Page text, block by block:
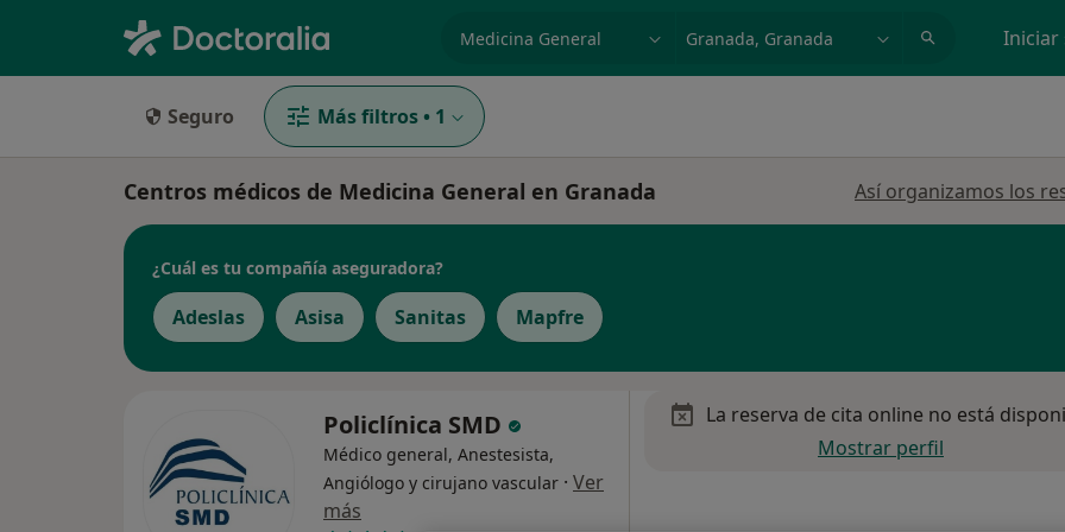
Iniciar
Seguro Más filtros • 1
Centros médicos de Medicina General en Granada Así organizamos los
¿Cuál es tu compañía aseguradora?
Adeslas Asisa Sanitas Mapfre
Policlínica SMD
Médico general, Anestesista,
Angiólogo y cirujano vascular · Ver
más
La reserva de cita online no está
Mostrar perfil